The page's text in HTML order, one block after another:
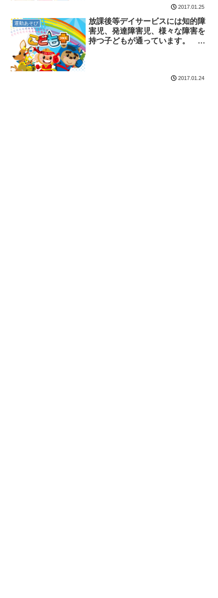
2017.01.25
運動あそび
放課後等デイサービスには知的障
害児、発達障害児、様々な障害を
持つ子どもが通っています。 放
2017.01.24